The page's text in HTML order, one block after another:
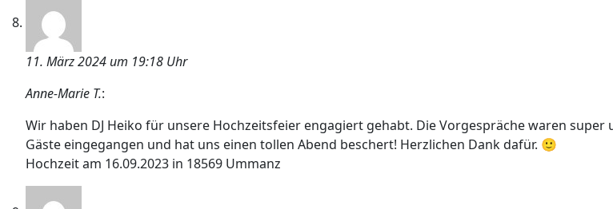
11. März 2024 um 19:18 Uhr
Anne-Marie T.:
Wir haben DJ Heiko für unsere Hochzeitsfeier engagiert gehabt. Die Vorgespräche waren
Gäste eingegangen und hat uns einen tollen Abend beschert! Herzlichen Dank dafür. 🙂
Hochzeit am 16.09.2023 in 18569 Ummanz